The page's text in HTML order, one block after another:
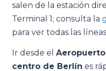
salen de la estación
Terminal 1; consulta la
para ver todas las
Ir desde el Aeropuerto
centro de Berlín es